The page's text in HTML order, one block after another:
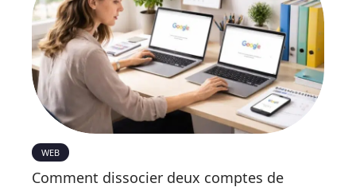
WEB
Comment dissocier deux comptes de